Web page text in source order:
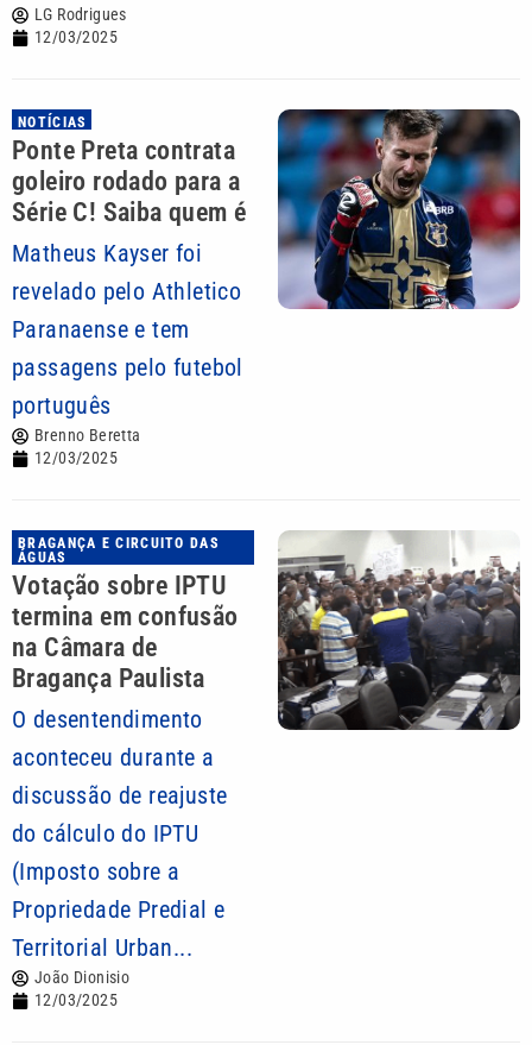
LG Rodrigues
12/03/2025
NOTÍCIAS
Ponte Preta contrata
goleiro rodado para a
Série C! Saiba quem é
Matheus Kayser foi
revelado pelo Athletico
Paranaense e tem
passagens pelo futebol
português
Brenno Beretta
12/03/2025
BRAGANÇA E CIRCUITO DAS
ÁGUAS
Votação sobre IPTU
termina em confusão
na Câmara de
Bragança Paulista
O desentendimento
aconteceu durante a
discussão de reajuste
do cálculo do IPTU
(Imposto sobre a
Propriedade Predial e
Territorial Urban...
João Dionisio
12/03/2025